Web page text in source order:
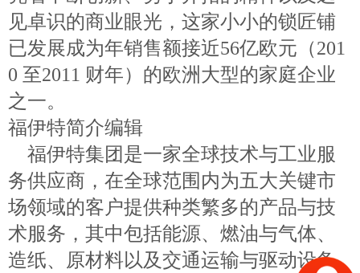
见卓识的商业眼光，这家小小的锁匠铺
已发展成为年销售额接近56亿欧元（201
0 至2011 财年）的欧洲大型的家庭企业
之一。
福伊特简介编辑
福伊特集团是一家全球技术与工业服
务供应商，在全球范围内为五大关键市
场领域的客户提供种类繁多的产品与技
术服务，其中包括能源、燃油与气体、
造纸、原材料以及交通运输与驱动设备